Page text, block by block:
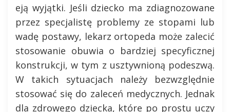
eją wyjątki. Jeśli dziecko ma zdiagnozowane
przez specjalistę problemy ze stopami lub
wadę postawy, lekarz ortopeda może zalecić
stosowanie obuwia o bardziej specyficznej
konstrukcji, w tym z usztywnioną podeszwą.
W takich sytuacjach należy bezwzględnie
stosować się do zaleceń medycznych. Jednak
dla zdrowego dziecka, które po prostu uczy